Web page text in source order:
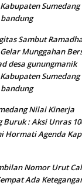
Sumedang
Sambut
Gelar Munggahan
desa gunungmanik
Sumedang
Nilai Kinerja
: Aksi Unras
Hormati Agenda
Nomor Urut
Ada